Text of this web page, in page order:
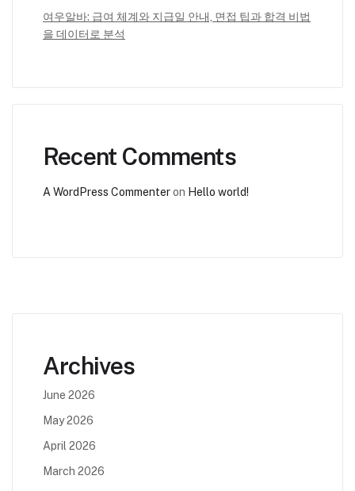
여우알바: 급여 체계와 지급일 안내, 면접 팁과 합격 비법
을 데이터로 분석
Recent Comments
A WordPress Commenteron Hello world!
Archives
June 2026
May 2026
April 2026
March 2026